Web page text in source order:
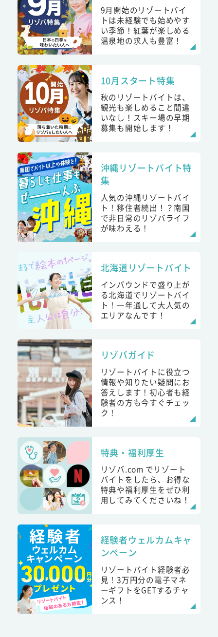
9月開始のリゾートバイ
トは未経験でも始めやす
い季節！紅葉が楽しめる
温泉地の求人も豊富！
10月スタート特集
秋のリゾートバイトは、
観光も楽しめること間違
いなし！スキー場の早期
募集も開始します！
沖縄リゾートバイト特
集
人気の沖縄リゾートバイ
ト！移住者続出！？南国
で非日常のリゾバライフ
が味わえる！
北海道リゾートバイト
インバウンドで盛り上が
る北海道でリゾートバイ
ト！一年通して大人気の
エリアなんです！
リゾバガイド
リゾートバイトに役立つ
情報や知りたい疑問にお
答えします！初心者も経
験者の方も今すぐチェッ
ク！
特典・福利厚生
リゾバ.com でリゾート
バイトをしたら、お得な
特典や福利厚生をぜひ利
用してみてくださいね！
経験者ウェルカムキャ
ンペーン
リゾートバイト経験者必
見！3万円分の電子マネ
ーギフトをGETするチャ
ンス！